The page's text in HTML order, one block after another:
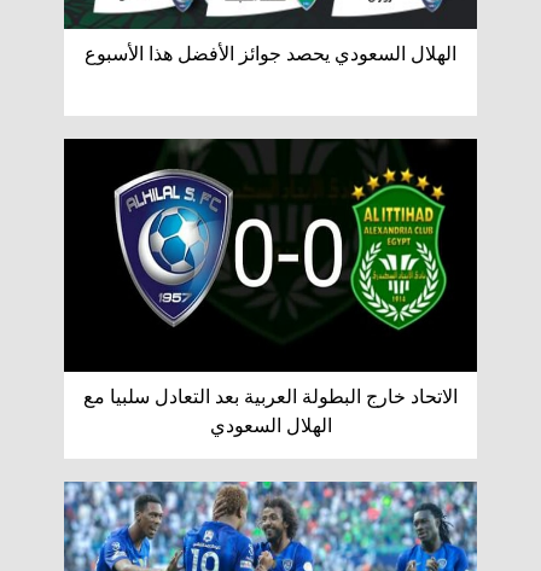
الهلال السعودي يحصد جوائز الأفضل هذا الأسبوع
الاتحاد خارج البطولة العربية بعد التعادل سلبيا مع
الهلال السعودي